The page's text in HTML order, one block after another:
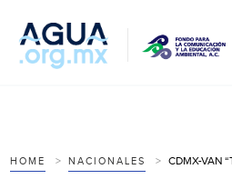
HOME NACIONALES